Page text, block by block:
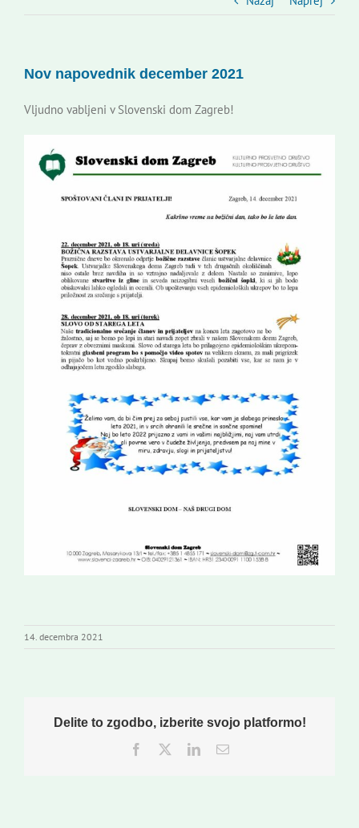
Kontakti
Novi odmev – naše glasilo
Koristne informacije
Nov napovednik december 2021
Vljudno vabljeni v Slovenski dom Zagreb!
14. decembra 2021
Delite to zgodbo, izberite svojo platformo!
Facebook
TwitterLinkedInEmail